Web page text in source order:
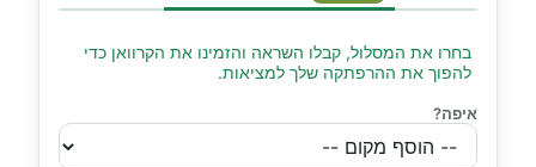
בחרו את המסלול, קבלו השראה והזמינו את הקרוואן כדי
להפוך את ההרפתקה שלך למציאות.
איפה?